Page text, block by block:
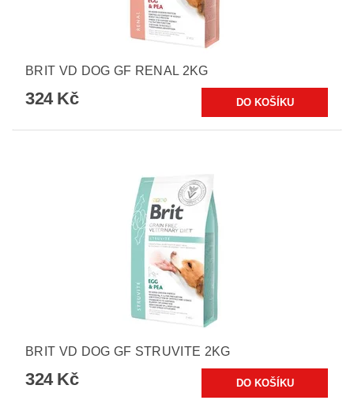
BRIT VD DOG GF RENAL 2KG
324 Kč
BRIT VD DOG GF STRUVITE 2KG
324 Kč